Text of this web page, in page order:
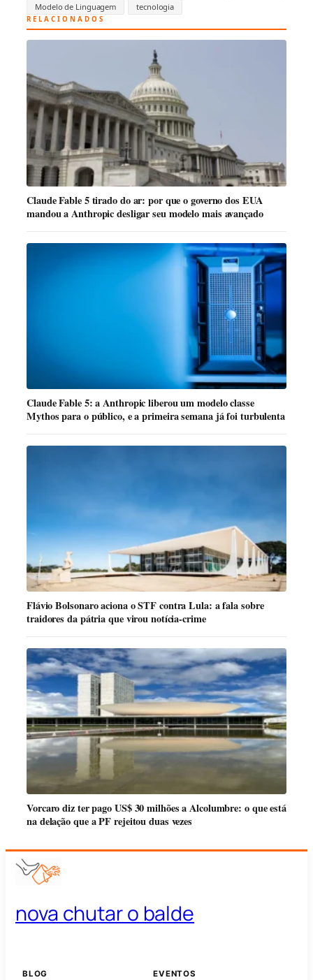
Modelo de Linguagem
tecnologia
RELACIONADOS
Claude Fable 5 tirado do ar: por que o governo dos EUA
mandou a Anthropic desligar seu modelo mais avançado
Claude Fable 5: a Anthropic liberou um modelo classe
Mythos para o público, e a primeira semana já foi turbulenta
Flávio Bolsonaro aciona o STF contra Lula: a fala sobre
traidores da pátria que virou notícia-crime
Vorcaro diz ter pago US$ 30 milhões a Alcolumbre: o que está
na delação que a PF rejeitou duas vezes
nova chutar o balde
BLOG EVENTOS